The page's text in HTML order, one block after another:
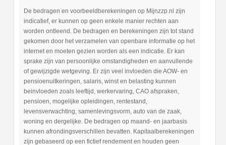
De bedragen en voorbeeldberekeningen op Mijnzzp.nl zijn
indicatief, er kunnen op geen enkele manier rechten aan
worden ontleend. De bedragen en berekeningen zijn tot stand
gekomen door het verzamelen van openbare informatie op het
internet en moeten gezien worden als een indicatie. Er kan
sprake zijn van persoonlijke omstandigheden en aanvullende
of gewijzigde wetgeving. Er zijn veel invloeden die AOW- en
pensioenuitkeringen, salaris, winst en belasting kunnen
beinvloeden zoals leeftijd, werkervaring, CAO afspraken,
pensioen, mogelijke opleidingen, rentestand,
levensverwachting, samenlevingsvorm, auto van de zaak,
woning en dergelijke. De bedragen op maand- en jaarbasis
kunnen afrondingsverschillen bevatten. Kapitaalberekeningen
zijn gebaseerd op een fictief rendement en houden geen